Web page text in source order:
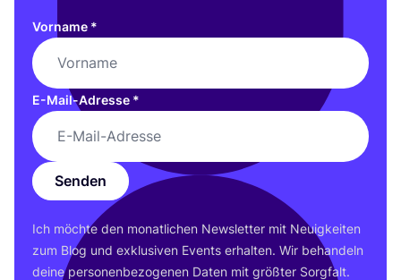
Vorname *
E-Mail-Adresse *
Senden
Ich möch­te den monat­li­chen News­let­ter mit Neu­ig­kei­ten
zum Blog und exklu­si­ven Events erhal­ten. Wir behan­deln
dei­ne per­so­nen­be­zo­ge­nen Daten mit größ­ter Sorg­falt.